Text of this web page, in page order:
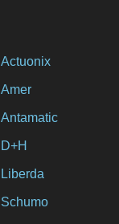
Actuonix
Amer
Antamatic
D+H
Liberda
Schumo